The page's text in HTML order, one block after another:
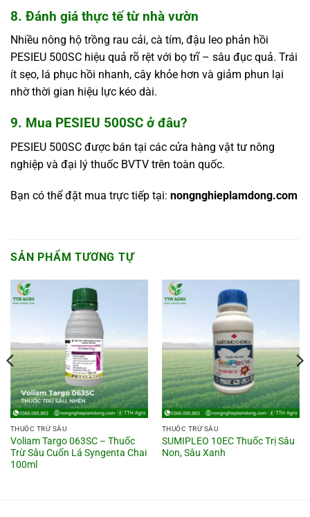
8. Đánh giá thực tế từ nhà vườn
Nhiều nông hộ trồng rau cải, cà tím, đậu leo phản hồi
PESIEU 500SC hiệu quả rõ rệt với bọ trĩ – sâu đục quả. Trái
ít sẹo, lá phục hồi nhanh, cây khỏe hơn và giảm phun lại
nhờ thời gian hiệu lực kéo dài.
9. Mua PESIEU 500SC ở đâu?
PESIEU 500SC được bán tại các cửa hàng vật tư nông
nghiệp và đại lý thuốc BVTV trên toàn quốc.
Bạn có thể đặt mua trực tiếp tại: nongnghieplamdong.com
SẢN PHẨM TƯƠNG TỰ
THUỐC TRỪ SÂU
Voliam Targo 063SC – Thuốc
Trừ Sâu Cuốn Lá Syngenta Chai
100ml
THUỐC TRỪ SÂU
SUMIPLEO 10EC Thuốc Trị Sâu
Non, Sâu Xanh